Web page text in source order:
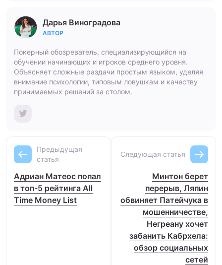
Дарья Виноградова
АВТОР
Покерный обозреватель, специализирующийся на
обучении начинающих и игроков среднего уровня.
Объясняет сложные раздачи простым языком, уделяя
внимание психологии, типовым ловушкам и качеству
принимаемых решений за столом.
Предыдущая
статья
Адриан Матеос попал
в топ-5 рейтинга All
Time Money List
Следующая статья
Минтон берет
перерыв, Ляпин
обвиняет Патейчука в
мошенничестве,
Негреану хочет
забанить Кабрхела:
обзор социальных
сетей